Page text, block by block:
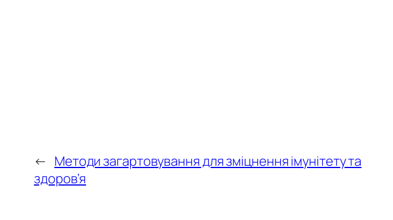
← Методи загартовування для зміцнення імунітету та
здоров’я